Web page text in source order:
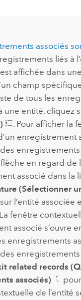
associés
liés à
affichée dans
champ
de tous les
une entité, cliquez
. Pour afficher la
enregistrement
enregistrements
en regard de
associé dans la
(Sélectionner
l’entité associée
fenêtre
associé s’ouvre
enregistrements
enregistrements
related records
associés)
de l’entité